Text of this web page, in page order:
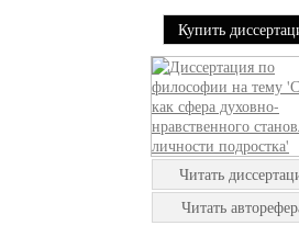
Купить
Читать
Читать